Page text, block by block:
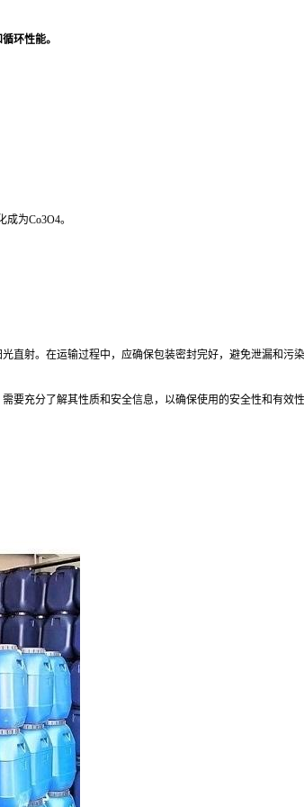
环性能。
为Co3O4。
直射。在运输过程中，应确保包装密封完好，避免泄漏和污染
要充分了解其性质和安全信息，以确保使用的安全性和有效性